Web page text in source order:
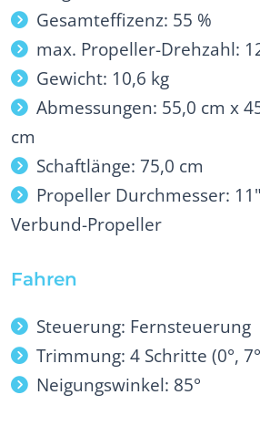
Gesamteffizenz: 55 %
max. Propeller-Drehzahl:
Gewicht: 10,6 kg
Abmessungen: 55,0 cm x
cm
Schaftlänge: 75,0 cm
Propeller Durchmesser:
Verbund-Propeller
Fahren
Steuerung: Fernsteuerung
Trimmung: 4 Schritte (0°,
Neigungswinkel: 85°